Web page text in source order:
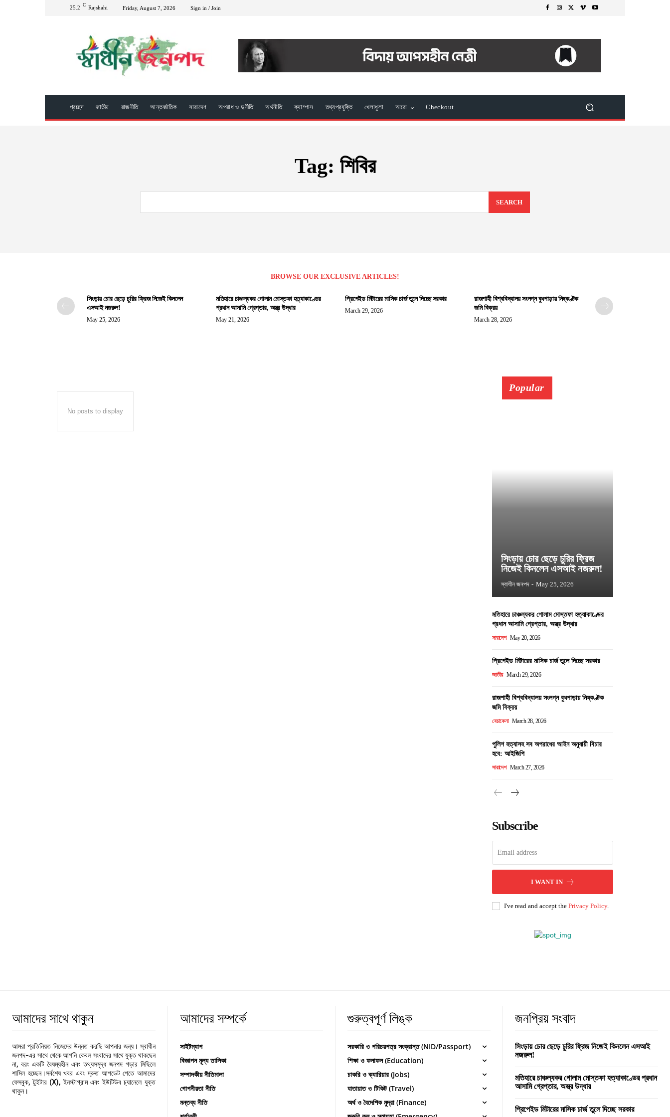
25.2 C Rajshahi Friday, August 7, 2026 Sign in / Join
প্রচ্ছদ জাতীয় রাজনীতি আন্তর্জাতিক সারাদেশ অপরাধ ও দুর্নীতি অর্থনীতি ক্যাম্পাস তথ্যপ্রযুক্তি খেলাধুলা আরো Checkout
Tag: শিবির
SEARCH
BROWSE OUR EXCLUSIVE ARTICLES!
সিংড়ায় চোর ছেড়ে চুরির ফ্রিজ নিজেই কিনলেন
এসআই নজরুল!
May 25, 2026
মতিহারে চাঞ্চল্যকর গোলাম মোস্তফা হত্যাকাণ্ডের
প্রধান আসামি গ্রেপ্তার, অস্ত্র উদ্ধার
May 21, 2026
প্রিপেইড মিটারের মাসিক চার্জ তুলে দিচ্ছে সরকার
March 29, 2026
রাজশাহী বিশ্ববিদ্যালয় সংলগ্ন বুধপাড়ায় নিষ্কণ্টক
জমি বিক্রয়
March 28, 2026
No posts to display
Popular
সিংড়ায় চোর ছেড়ে চুরির ফ্রিজ
নিজেই কিনলেন এসআই নজরুল!
স্বাধীন জনপদ - May 25, 2026
মতিহারে চাঞ্চল্যকর গোলাম মোস্তফা হত্যাকাণ্ডের
প্রধান আসামি গ্রেপ্তার, অস্ত্র উদ্ধার
সারাদেশ May 20, 2026
প্রিপেইড মিটারের মাসিক চার্জ তুলে দিচ্ছে সরকার
জাতীয় March 29, 2026
রাজশাহী বিশ্ববিদ্যালয় সংলগ্ন বুধপাড়ায় নিষ্কণ্টক
জমি বিক্রয়
বেচাকেনা March 28, 2026
পুলিশ হত্যাসহ সব অপরাধের আইন অনুযায়ী বিচার
হবে: আইজিপি
সারাদেশ March 27, 2026
Subscribe
I WANT IN
I've read and accept the Privacy Policy.
আমাদের সাথে থাকুন
আমরা প্রতিনিয়ত নিজেদের উন্নত করছি আপনার জন্য। স্বাধীন
জনপদ-এর সাথে থেকে আপনি কেবল সংবাদের সাথে যুক্ত থাকছেন
না, বরং একটি বৈষম্যহীন এবং তথ্যসমৃদ্ধ জনপদ গড়ার মিছিলে
শামিল হচ্ছেন।সর্বশেষ খবর এবং দ্রুত আপডেট পেতে আমাদের
ফেসবুক, টুইটার (X), ইনস্টাগ্রাম এবং ইউটিউব চ্যানেলে যুক্ত
থাকুন।
আমাদের সম্পর্কে
সাইটম্যাপ
বিজ্ঞাপন মূল্য তালিকা
সম্পাদকীয় নীতিমালা
গোপনীয়তা নীতি
মন্তব্য নীতি
গুরুত্বপূর্ণ লিঙ্ক
সরকারি ও পরিচয়পত্র সংক্রান্ত (NID/Passport)
শিক্ষা ও ফলাফল (Education)
চাকরি ও ক্যারিয়ার (Jobs)
যাতায়াত ও টিকিট (Travel)
অর্থ ও বৈদেশিক মুদ্রা (Finance)
জনপ্রিয় সংবাদ
সিংড়ায় চোর ছেড়ে চুরির ফ্রিজ নিজেই কিনলেন এসআই
নজরুল!
মতিহারে চাঞ্চল্যকর গোলাম মোস্তফা হত্যাকাণ্ডের প্রধান
আসামি গ্রেপ্তার, অস্ত্র উদ্ধার
প্রিপেইড মিটারের মাসিক চার্জ তুলে দিচ্ছে সরকার